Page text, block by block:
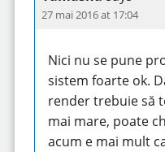
27 mai 2016 at 17:04
Nici nu se pune
sistem foarte ok.
render trebuie să
mai mare, poate
acum e mai mult